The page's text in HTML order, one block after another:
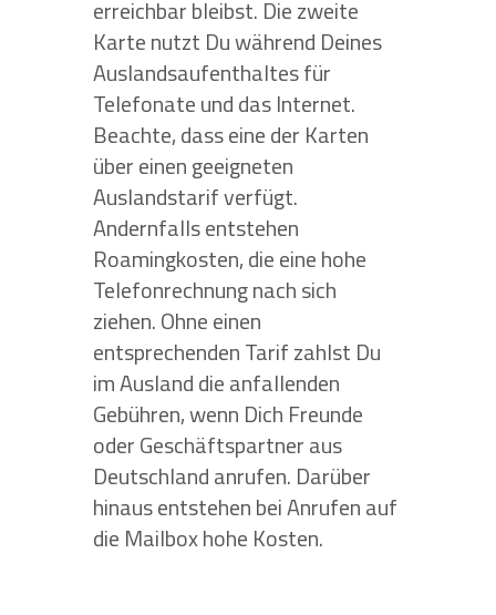
erreichbar bleibst. Die zweite
Karte nutzt Du während Deines
Auslandsaufenthaltes für
Telefonate und das Internet.
Beachte, dass eine der Karten
über einen geeigneten
Auslandstarif verfügt.
Andernfalls entstehen
Roamingkosten, die eine hohe
Telefonrechnung nach sich
ziehen. Ohne einen
entsprechenden Tarif zahlst Du
im Ausland die anfallenden
Gebühren, wenn Dich Freunde
oder Geschäftspartner aus
Deutschland anrufen. Darüber
hinaus entstehen bei Anrufen auf
die Mailbox hohe Kosten.